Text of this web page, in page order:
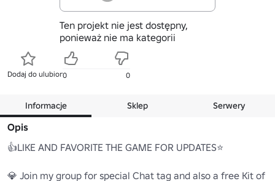
Ten projekt nie jest dostępny,
ponieważ nie ma kategorii
Dodaj do ulubionych
0 0
Informacje Sklep Serwery
Opis
👍LIKE AND FAVORITE THE GAME FOR UPDATES⭐
💎 Join my group for special Chat tag and also a free Kit of